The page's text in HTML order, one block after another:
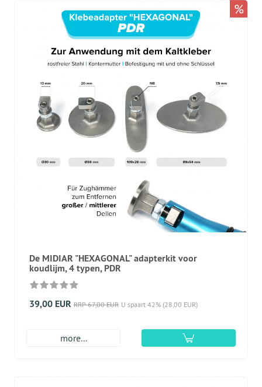
De MIDIAR "HEXAGONAL" adapterkit voor
koudlijm, 4 typen, PDR
39,00 EUR RRP 67,00 EUR U spaart 42% (28,00 EUR)
more...
%